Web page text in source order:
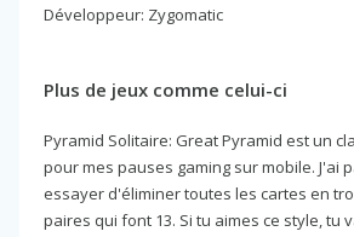
Développeur: Zygomatic
Plus de jeux comme celui-ci
Pyramid Solitaire: Great Pyramid est un
pour mes pauses gaming sur mobile. J'ai
essayer d'éliminer toutes les cartes en
paires qui font 13. Si tu aimes ce style, tu